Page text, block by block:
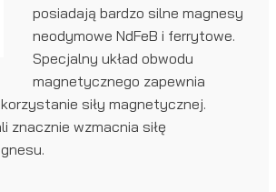
posiadają bardzo silne magnesy
neodymowe NdFeB i ferrytowe.
Specjalny układ obwodu
magnetycznego zapewnia
siły magnetycznej.
znacznie wzmacnia siłę